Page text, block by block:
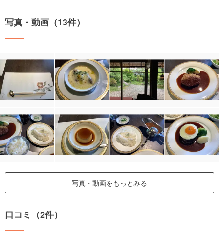
写真・動画（13件）
写真・動画をもっとみる
口コミ（2件）